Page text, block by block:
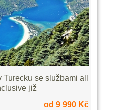
se službami all
již
od 9 990 Kč